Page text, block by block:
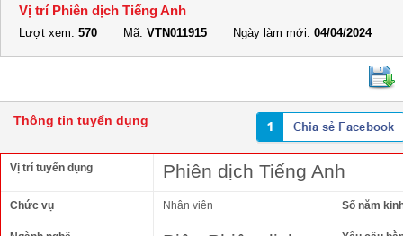
Vị trí Phiên dịch Tiếng Anh
Lượt xem: 570 Mã: VTN011915 Ngày làm mới: 04/04/2024
Thông tin tuyển dụng
Vị trí tuyển dụng Phiên dịch Tiếng Anh
Chức vụ Nhân viên Số năm